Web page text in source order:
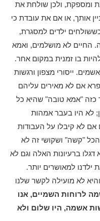
ומספקת, ולכן שולחת את
אותך, או אם את עובדת כי
ילדים למסגרת,
החיים לא מושלמים, ואמא
בו זמנית במקום אחר.
ייסורי מצפון ורגשות
אם לא מאירים עליהם
כזה "אמא טובה" שהיא כל
לא היו בעבר אמהות
אם לא קיבלו על העבודות
"קשה" ושקושי זה לא
דגלו ברעיונות האלה וגם לא
למאושרים יותר.
לא מועילה לקשר שלנו
לרוחות השמיים, אנו
אשמה, היו שלום ולא